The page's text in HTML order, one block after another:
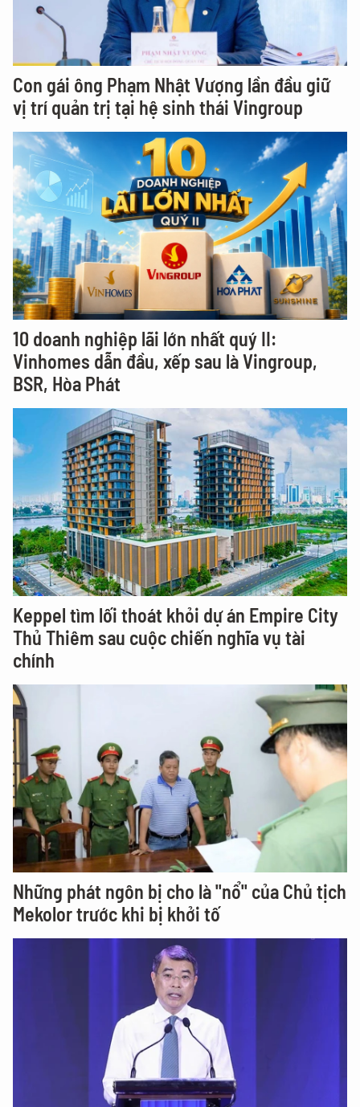
Con gái ông Phạm Nhật Vượng lần đầu giữ
vị trí quản trị tại hệ sinh thái Vingroup
10 doanh nghiệp lãi lớn nhất quý II:
Vinhomes dẫn đầu, xếp sau là Vingroup,
BSR, Hòa Phát
Keppel tìm lối thoát khỏi dự án Empire City
Thủ Thiêm sau cuộc chiến nghĩa vụ tài
chính
Những phát ngôn bị cho là "nổ" của Chủ tịch
Mekolor trước khi bị khởi tố